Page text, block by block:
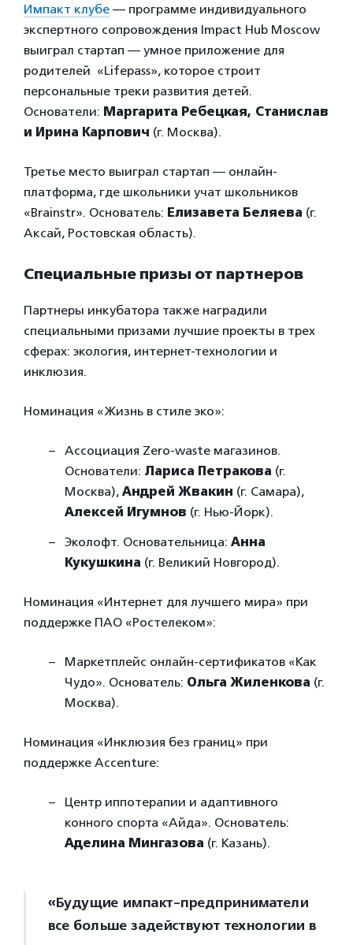
Импакт клубе — программе индивидуального
экспертного сопровождения Impact Hub Moscow
выиграл стартап — умное приложение для
родителей «Lifepass», которое строит
персональные треки развития детей.
Основатели: Маргарита Ребецкая, Станислав
и Ирина Карпович (г. Москва).
Третье место выиграл стартап — онлайн-
платформа, где школьники учат школьников
«Brainstr». Основатель: Елизавета Беляева (г.
Аксай, Ростовская область).
Специальные призы от партнеров
Партнеры инкубатора также наградили
специальными призами лучшие проекты в трех
сферах: экология, интернет-технологии и
инклюзия.
Номинация «Жизнь в стиле эко»:
Ассоциация Zero-waste магазинов.
Основатели: Лариса Петракова (г.
Москва), Андрей Жвакин (г. Самара),
Алексей Игумнов (г. Нью-Йорк).
Эколофт. Основательница: Анна
Кукушкина (г. Великий Новгород).
Номинация «Интернет для лучшего мира» при
поддержке ПАО «Ростелеком»:
Маркетплейс онлайн-сертификатов «Как
Чудо». Основатель: Ольга Жиленкова (г.
Москва).
Номинация «Инклюзия без границ» при
поддержке Accenture:
Центр иппотерапии и адаптивного
конного спорта «Айда». Основатель:
Аделина Мингазова (г. Казань).
«Будущие импакт-предприниматели
все больше задействуют технологии в